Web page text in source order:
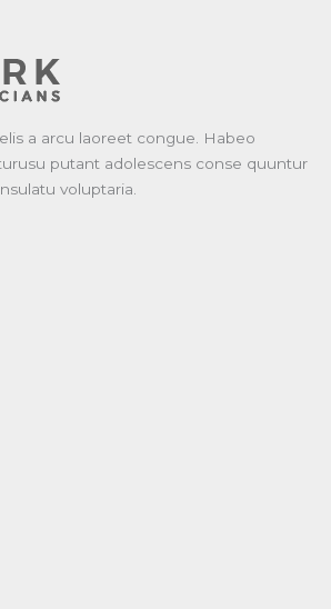
a arcu laoreet congue. Habeo
putant adolescens conse quuntur
voluptaria.